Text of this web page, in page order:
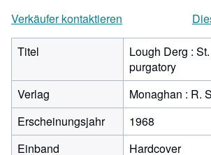
Verkäufer kontaktieren
Titel
Lough Derg :
purgatory
Verlag
Monaghan : R.
Erscheinungsjahr
1968
Einband
Hardcover